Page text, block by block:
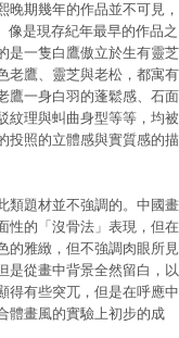
晚期幾年的作品並不可見，
像是現存紀年最早的作品之
是一隻白鷹傲立於生有靈芝
老鷹、靈芝與老松，都寓有
鷹一身白羽的蓬鬆感、石面
紋理與虯曲身型等等，均被
投照的立體感與實質感的描
題材並不強調的。中國畫
性的「沒骨法」表現，但在
的雅緻，但不強調肉眼所見
是從畫中背景全然留白，以
得有些突兀，但是在呼應中
體畫風的實驗上初步的成